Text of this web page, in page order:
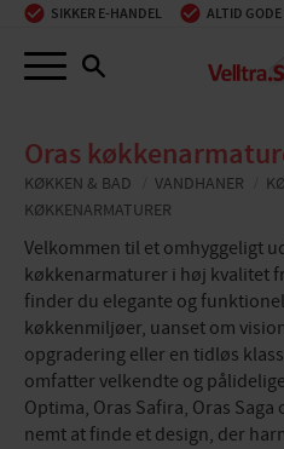
Menu
SIKKER E-HANDEL ALTID
Oras
KØKKEN & BAD VANDHANER
KØKKENARMATURER
Velkommen til et omhyggeligt
køkkenarmaturer i høj kvalitet
finder du elegante og
køkkenmiljøer, uanset om
opgradering eller en tidløs
omfatter velkendte og
Optima, Oras Safira, Oras
nemt at finde et design, der